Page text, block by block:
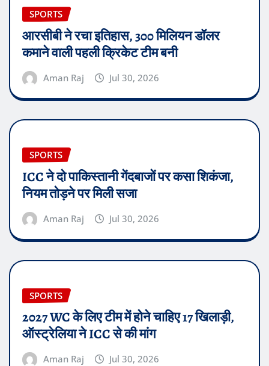
SPORTS
आरसीबी ने रचा इतिहास, 300 मिलियन डॉलर
कमाने वाली पहली क्रिकेट टीम बनी
Aman Raj Jul 30, 2026
SPORTS
ICC ने दो पाकिस्तानी गेंदबाजों पर कसा शिकंजा,
नियम तोड़ने पर मिली सजा
Aman Raj Jul 30, 2026
SPORTS
2027 WC के लिए टीम में होने चाहिए 17 खिलाड़ी,
ऑस्ट्रेलिया ने ICC से की मांग
Aman Raj Jul 30, 2026